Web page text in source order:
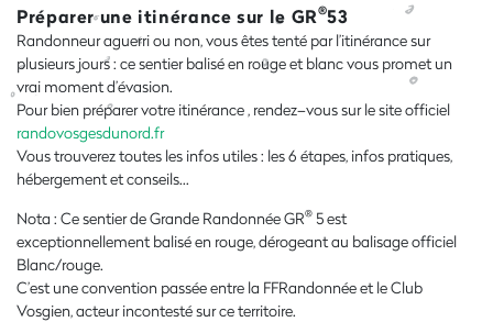
Préparer une itinérance sur le GR®53
Randonneur aguerri ou non, vous êtes tenté par l’itinérance sur
plusieurs jours : ce sentier balisé en rouge et blanc vous promet un
vrai moment d’évasion.
Pour bien préparer votre itinérance , rendez–vous sur le site officiel
randovosgesdunord.fr
Vous trouverez toutes les infos utiles : les 6 étapes, infos pratiques,
hébergement et conseils...
Nota : Ce sentier de Grande Randonnée GR® 5 est
exceptionnellement balisé en rouge, dérogeant au balisage officiel
Blanc/rouge.
C’est une convention passée entre la FFRandonnée et le Club
Vosgien, acteur incontesté sur ce territoire.